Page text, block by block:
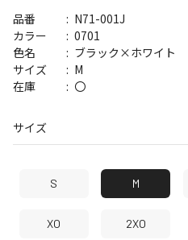
品番 N71-001J
サイズ M
カラー 0701
在庫 〇
色名 ブラック×ホワイト
サイズ
S M
XO 2XO